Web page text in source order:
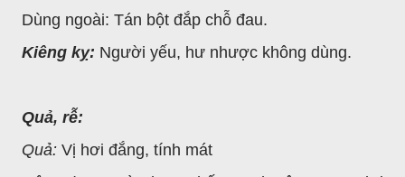
Dùng ngoài: Tán bột đắp chỗ đau.
Kiêng kỵ: Người yếu, hư nhược không dùng.
Quả, rễ:
Quả: Vị hơi đắng, tính mát